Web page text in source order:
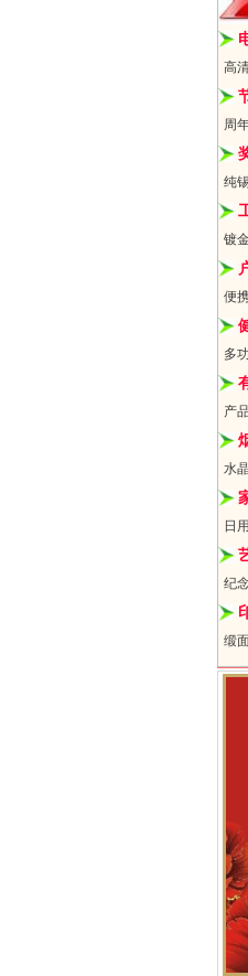
高
周
纯
镀
便
多
产
水
日
纪
缎